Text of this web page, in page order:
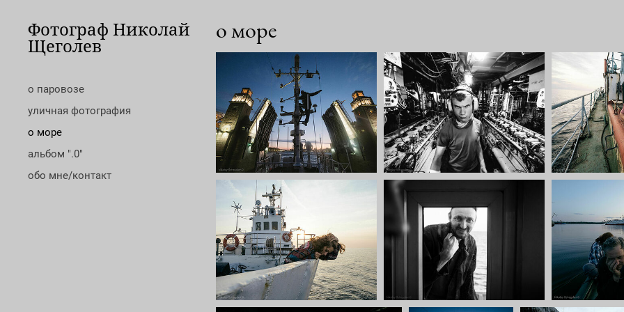
Фотограф Николай
Щеголев
о паровозе
уличная фотография
о море
альбом ".0"
обо мне/контакт
о море